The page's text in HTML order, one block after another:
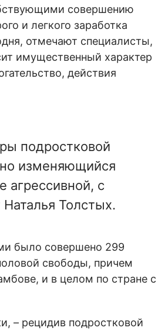
совершению
и легкого заработка
отмечают специалисты,
имущественный характер
действия
подростковой
изменяющийся
агрессивной, с
Толстых.
было совершено 299
свободы, причем
и в целом по стране с
– рецидив подростковой